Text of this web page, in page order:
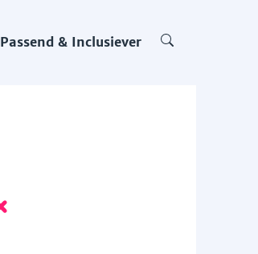
Passend & Inclusiever